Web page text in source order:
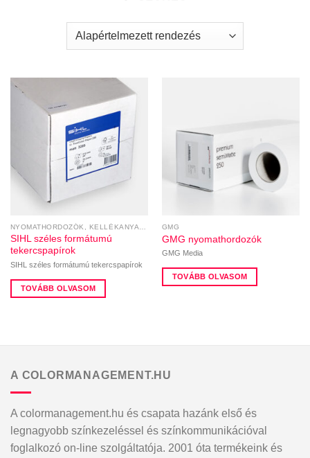
SIHL széles formátumú
tekercspapírok
SIHL széles formátumú tekercspapírok
TOVÁBB OLVASOM
GMG
GMG nyomathordozók
GMG Media
TOVÁBB OLVASOM
A COLORMANAGEMENT.HU
A colormanagement.hu és csapata hazánk első és
legnagyobb színkezeléssel és színkommunikációval
foglalkozó on-line szolgáltatója. 2001 óta termékeink és